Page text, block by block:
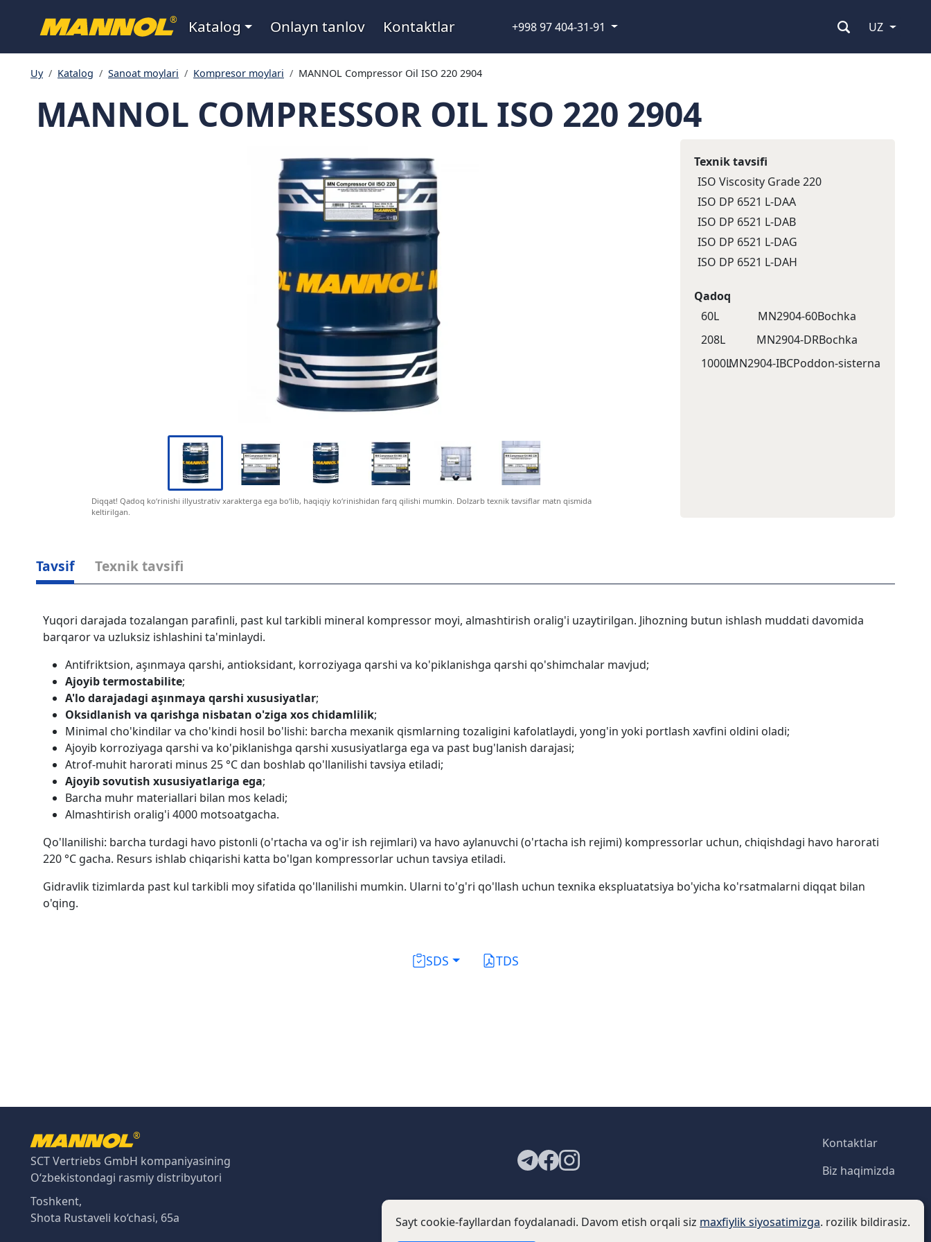
® Navigatsiya
Katalog Onlayn tanlov Kontaktlar +998 97 404-31-91 UZ
Uy Katalog Sanoat moylari Kompresor moylari MANNOL Compressor Oil ISO 220 2904
MANNOL COMPRESSOR OIL ISO 220 2904
Diqqat! Qadoq ko‘rinishi illyustrativ xarakterga ega bo‘lib, haqiqiy ko‘rinishidan farq qilishi mumkin. Dolzarb texnik tavsiflar matn qismida
keltirilgan.
Texnik tavsifi
ISO Viscosity Grade 220
ISO DP 6521 L-DAA
ISO DP 6521 L-DAB
ISO DP 6521 L-DAG
ISO DP 6521 L-DAH
Qadoq
60L
MN2904-60Bochka
208L
MN2904-DRBochka
1000LMN2904-IBCPoddon-sisternа
Tavsif Texnik tavsifi
Yuqori darajada tozalangan parafinli, past kul tarkibli mineral kompressor moyi, almashtirish oralig'i uzaytirilgan. Jihozning butun ishlash muddati davomida
barqaror va uzluksiz ishlashini ta'minlaydi.
Antifriktsion, aşınmaya qarshi, antioksidant, korroziyaga qarshi va ko'piklanishga qarshi qo'shimchalar mavjud;
Ajoyib termostabilite;
A'lo darajadagi aşınmaya qarshi xususiyatlar;
Oksidlanish va qarishga nisbatan o'ziga xos chidamlilik;
Minimal cho'kindilar va cho'kindi hosil bo'lishi: barcha mexanik qismlarning tozaligini kafolatlaydi, yong'in yoki portlash xavfini oldini oladi;
Ajoyib korroziyaga qarshi va ko'piklanishga qarshi xususiyatlarga ega va past bug'lanish darajasi;
Atrof-muhit harorati minus 25 °C dan boshlab qo'llanilishi tavsiya etiladi;
Ajoyib sovutish xususiyatlariga ega;
Barcha muhr materiallari bilan mos keladi;
Almashtirish oralig'i 4000 motsoatgacha.
Qo'llanilishi: barcha turdagi havo pistonli (o'rtacha va og'ir ish rejimlari) va havo aylanuvchi (o'rtacha ish rejimi) kompressorlar uchun, chiqishdagi havo harorati
220 °C gacha. Resurs ishlab chiqarishi katta bo'lgan kompressorlar uchun tavsiya etiladi.
Gidravlik tizimlarda past kul tarkibli moy sifatida qo'llanilishi mumkin. Ularni to'g'ri qo'llash uchun texnika ekspluatatsiya bo'yicha ko'rsatmalarni diqqat bilan
o'qing.
SDS TDS
Sayt cookie-fayllardan foydalanadi. Davom etish orqali siz maxfiylik siyosatimizga. rozilik bildirasiz.
®
SCT Vertriebs GmbH kompaniyasining
O‘zbekistondagi rasmiy distribyutori
Toshkent,
Shota Rustaveli ko‘chasi, 65a
Footer
Kontaktlar
Biz haqimizda